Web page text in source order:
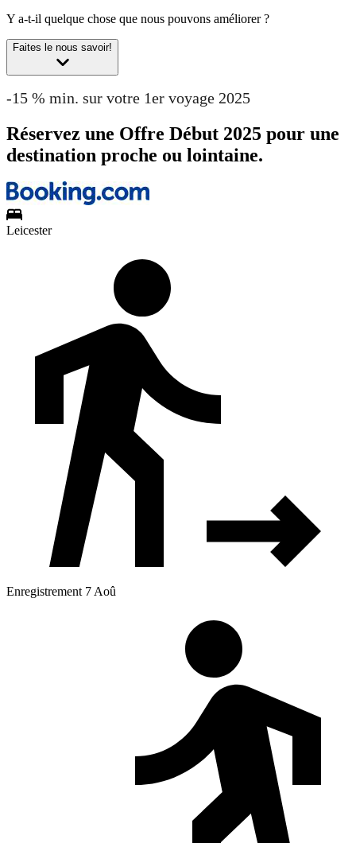
Y a-t-il quelque chose que nous pouvons améliorer ?
Faites le nous savoir!
-15 % min. sur votre 1er voyage 2025
Réservez une Offre Début 2025 pour une
destination proche ou lointaine.
Leicester
Enregistrement 7 Aoû